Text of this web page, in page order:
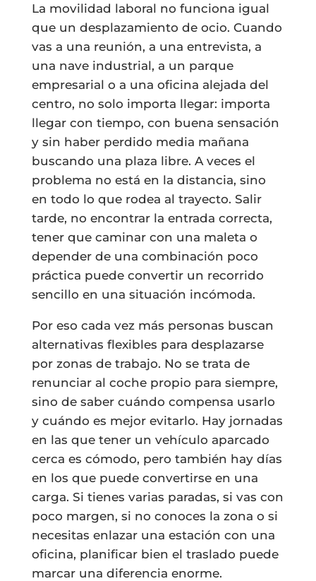
La movilidad laboral no funciona igual
que un desplazamiento de ocio. Cuando
vas a una reunión, a una entrevista, a
una nave industrial, a un parque
empresarial o a una oficina alejada del
centro, no solo importa llegar: importa
llegar con tiempo, con buena sensación
y sin haber perdido media mañana
buscando una plaza libre. A veces el
problema no está en la distancia, sino
en todo lo que rodea al trayecto. Salir
tarde, no encontrar la entrada correcta,
tener que caminar con una maleta o
depender de una combinación poco
práctica puede convertir un recorrido
sencillo en una situación incómoda.
Por eso cada vez más personas buscan
alternativas flexibles para desplazarse
por zonas de trabajo. No se trata de
renunciar al coche propio para siempre,
sino de saber cuándo compensa usarlo
y cuándo es mejor evitarlo. Hay jornadas
en las que tener un vehículo aparcado
cerca es cómodo, pero también hay días
en los que puede convertirse en una
carga. Si tienes varias paradas, si vas con
poco margen, si no conoces la zona o si
necesitas enlazar una estación con una
oficina, planificar bien el traslado puede
marcar una diferencia enorme.